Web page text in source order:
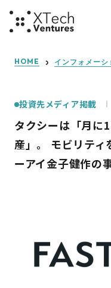
HOME インフォメーシ
投資先メディア掲載
タクシーは「月に
産」。 モビリテ
ーアイ金子健作の